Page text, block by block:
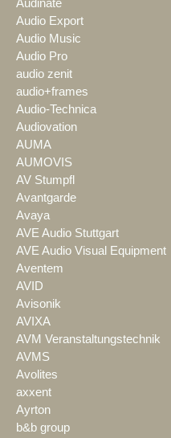
Audinate
Audio Export
Audio Music
Audio Pro
audio zenit
audio+frames
Audio-Technica
Audiovation
AUMA
AUMOVIS
AV Stumpfl
Avantgarde
Avaya
AVE Audio Stuttgart
AVE Audio Visual Equipment
Aventem
AVID
Avisonik
AVIXA
AVM Veranstaltungstechnik
AVMS
Avolites
axxent
Ayrton
b&b group